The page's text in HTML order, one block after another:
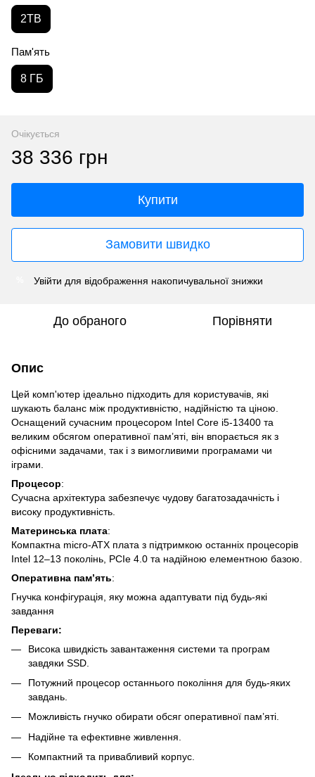
2TB
Пам'ять
8 ГБ
Очікується
38 336 грн
Купити
Замовити швидко
Увійти для відображення накопичувальної знижки
До обраного Порівняти
Опис
Цей комп'ютер ідеально підходить для користувачів, які
шукають баланс між продуктивністю, надійністю та ціною.
Оснащений сучасним процесором Intel Core i5-13400 та
великим обсягом оперативної пам’яті, він впорається як з
офісними задачами, так і з вимогливими програмами чи
іграми.
Процесор:
Сучасна архітектура забезпечує чудову багатозадачність і
високу продуктивність.
Материнська плата:
Компактна micro-ATX плата з підтримкою останніх процесорів
Intel 12–13 поколінь, PCIe 4.0 та надійною елементною базою.
Оперативна пам’ять:
Гнучка конфігурація, яку можна адаптувати під будь-які
завдання
Переваги:
Висока швидкість завантаження системи та програм
завдяки SSD.
Потужний процесор останнього покоління для будь-яких
завдань.
Можливість гнучко обирати обсяг оперативної пам’яті.
Надійне та ефективне живлення.
Компактний та привабливий корпус.